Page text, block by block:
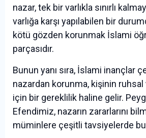
nazar, tek bir varlıkla sınırlı
varlığa karşı yapılabilen bir
kötü gözden korunmak İslami
parçasıdır.
Bunun yanı sıra, İslami inançlar
nazardan korunma, kişinin ruhsal
için bir gereklilik haline gelir.
Efendimiz, nazarın zararlarını
müminlere çeşitli tavsiyelerde